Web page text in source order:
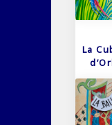
La